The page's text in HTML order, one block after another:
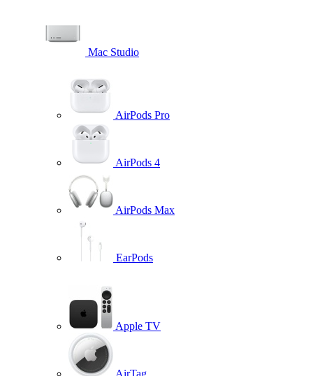
Mac Studio
AirPods Pro
AirPods 4
AirPods Max
EarPods
Apple TV